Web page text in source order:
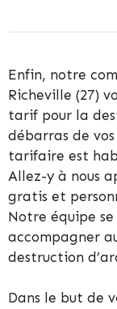
Enfin, notre
Richeville (27)
tarif pour la
débarras de
tarifaire est
Allez-y à nous
gratis et
Notre équipe
accompagner
destruction
Dans le but de